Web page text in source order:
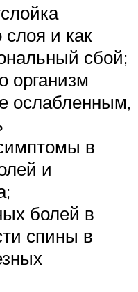
слоя и как
сбой;
организм
ослабленным,
в
и
болей в
спины в